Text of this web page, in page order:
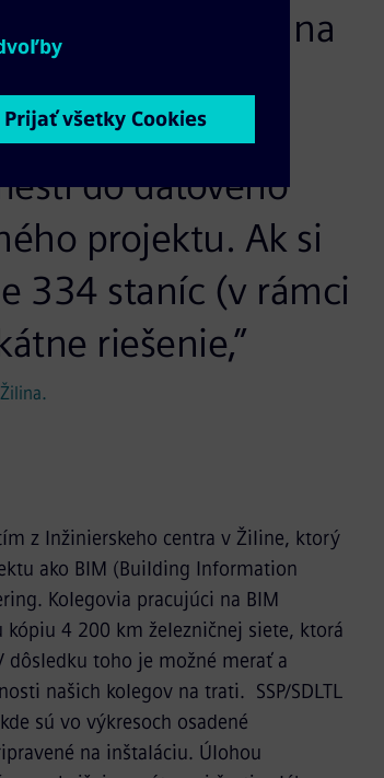
a náročná na
o jej
nahradí
do dátového
projektu. Ak si
334 staníc (v rámci
riešenie,”
z Inžinierskeho centra v Žiline, ktorý
ako BIM (Building Information
Kolegovia pracujúci na BIM
4 200 km železničnej siete, ktorá
dôsledku toho je možné merať a
našich kolegov na trati. SSP/SDLTL
sú vo výkresoch osadené
na inštaláciu. Úlohou